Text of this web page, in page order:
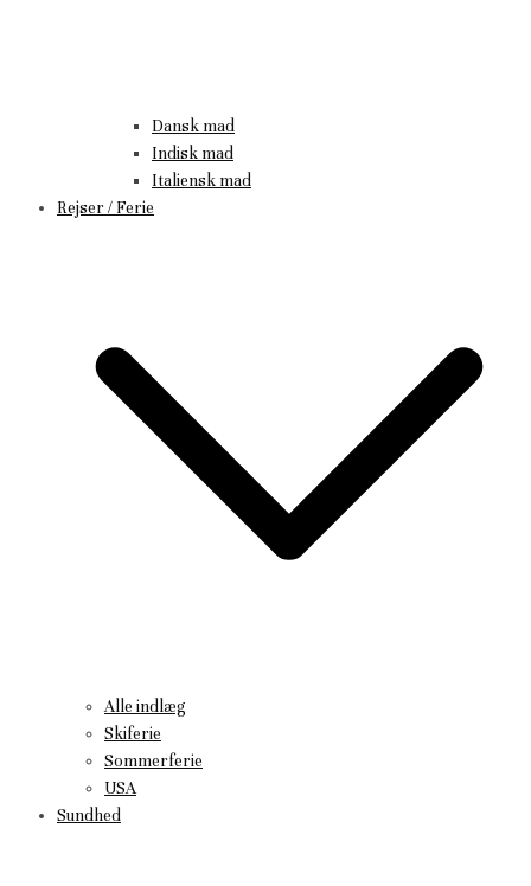
Dansk mad
Indisk mad
Italiensk mad
Rejser / Ferie
Alle indlæg
Skiferie
Sommerferie
USA
Sundhed